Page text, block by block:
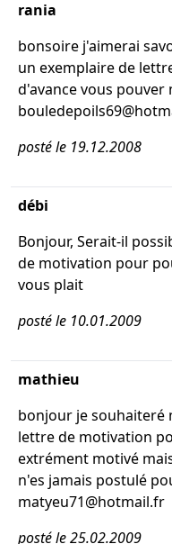
rania
bonsoire j'aimerai
un exemplaire de
d'avance vous pouver
posté le 19.12.2008
débi
Bonjour, Serait-il
de motivation pour
vous plait
posté le 10.01.2009
mathieu
bonjour je souhaiteré
lettre de motivation
extrément motivé
n'es jamais postulé
matyeu71@hotmail.fr
posté le 25.02.2009